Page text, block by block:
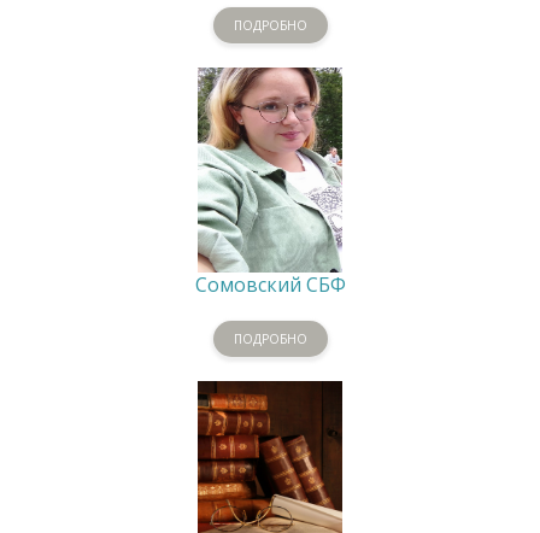
ПОДРОБНО
Сомовский СБФ
ПОДРОБНО